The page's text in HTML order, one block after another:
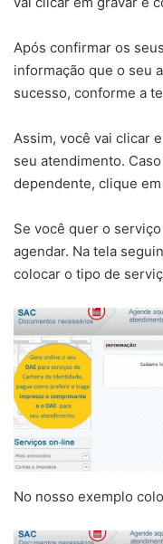
Após confirmar os
informação que o seu
sucesso, conforme a
Assim, você vai clicar
seu atendimento.
dependente, clique
Se você quer o
agendar. Na tela
colocar o tipo de
No nosso exemplo